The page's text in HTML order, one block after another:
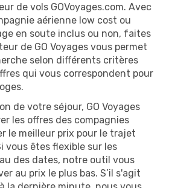
de vols GOVoyages.com. Avec
aérienne low cost ou
en soute inclus ou non, faites
de GO Voyages vous permet
selon différents critères
qui vous correspondent pour
de votre séjour, GO Voyages
les offres des compagnies
le meilleur prix pour le trajet
vous êtes flexible sur les
des dates, notre outil vous
au prix le plus bas. S’il s'agit